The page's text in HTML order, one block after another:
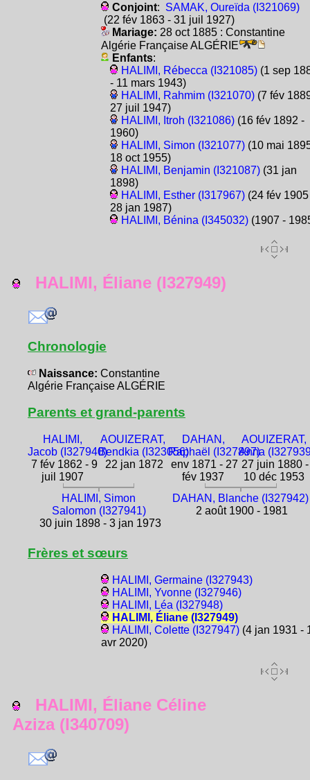
Conjoint: SAMAK, Oureïda (I321069)
(22 fév 1863 - 31 juil 1927)
Mariage: 28 oct 1885 : Constantine
Algérie Française ALGÉRIE
Enfants:
HALIMI, Rébecca (I321085)(1 sep
- 11 mars 1943)
HALIMI, Rahmim (I321070)(7 fév
27 juil 1947)
HALIMI, Itroh (I321086)(16 fév 1892 -
1960)
HALIMI, Simon (I321077)(10 mai
18 oct 1955)
HALIMI, Benjamin (I321087)(31 jan
1898)
HALIMI, Esther (I317967)(24 fév 1905
28 jan 1987)
HALIMI, Bénina (I345032)(1907 -
HALIMI, Éliane (I327949)
Chronologie
Naissance: Constantine
Algérie Française ALGÉRIE
Parents et grand-parents
HALIMI,
Jacob (I327940)
7 fév 1862 - 9
juil 1907
AOUIZERAT,
Bendkia (I323056)
22 jan 1872
DAHAN,
Raphaël (I327897)
env 1871 - 27
fév 1937
AOUIZERAT,
Anna
27 juin 1880 -
10 déc 1953
HALIMI, Simon
Salomon (I327941)
30 juin 1898 - 3 jan 1973
DAHAN, Blanche (I327942)
2 août 1900 - 1981
Frères et sœurs
HALIMI, Germaine (I327943)
HALIMI, Yvonne (I327946)
HALIMI, Léa (I327948)
HALIMI, Éliane (I327949)
HALIMI, Colette (I327947)(4 jan 1931 -
avr 2020)
HALIMI, Éliane Céline
Aziza (I340709)